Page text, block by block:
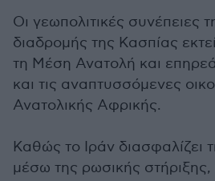
Οι γεωπολιτικές συνέπειες
διαδρομής της Κασπίας
τη Μέση Ανατολή και
και τις αναπτυσσόμενες
Ανατολικής Αφρικής.
Καθώς το Ιράν διασφαλίζει
μέσω της ρωσικής